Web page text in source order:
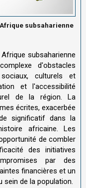
subsaharienne
subsaharienne
d'obstacles
culturels et
et l'accessibilité
de la région. La
écrites, exacerbée
significatif dans la
africaine. Les
de combler
des initiatives
par des
financières et un
sein de la population.